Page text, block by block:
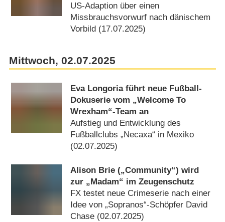
US-Adaption über einen
Missbrauchsvorwurf nach dänischem
Vorbild (17.07.2025)
Mittwoch, 02.07.2025
Eva Longoria führt neue Fußball-
Dokuserie vom „Welcome To
Wrexham“-Team an
Aufstieg und Entwicklung des
Fußballclubs „Necaxa“ in Mexiko
(02.07.2025)
Alison Brie („Community“) wird
zur „Madam“ im Zeugenschutz
FX testet neue Crimeserie nach einer
Idee von „Sopranos“-Schöpfer David
Chase (02.07.2025)